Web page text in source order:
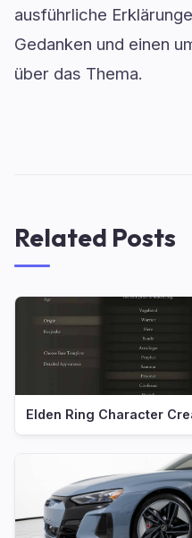
ausführliche
Gedanken und einen
über das Thema.
Related Posts
Elden Ring Character